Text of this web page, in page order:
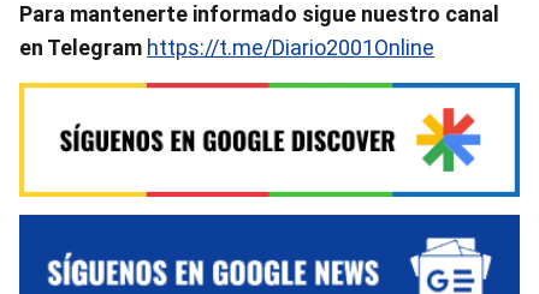
Para mantenerte informado sigue nuestro canal
en Telegram https://t.me/Diario2001Online